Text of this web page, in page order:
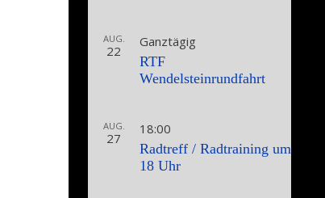
AUG.
22
Ganztägig
RTF
Wendelsteinrundfahrt
AUG.
27
18:00
Radtreff / Radtraining um
18 Uhr